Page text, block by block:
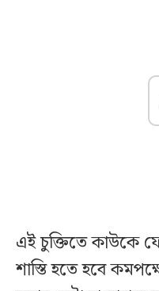
এই চুক্তিতে কাউকে
শাস্তি হতে হবে